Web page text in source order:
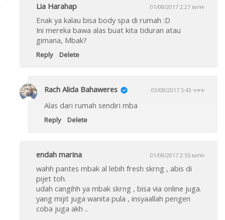
Lia Harahap 01/08/2017 2:27 ከሰዓት
Enak ya kalau bisa body spa di rumah :D
Ini mereka bawa alas buat kita tiduran atau
gimana, Mbak?
Reply Delete
Rach Alida Bahaweres 03/08/2017 5:43 ጥዋት
Alas dari rumah sendiri mba
Reply Delete
endah marina 01/08/2017 2:55 ከሰዓት
wahh pantes mbak al lebih fresh skrng , abis di
pijet toh.
udah cangihh ya mbak skrng , bisa via online juga.
yang mijit juga wanita pula , insyaallah pengen
coba juga akh ..